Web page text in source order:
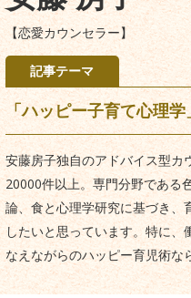
【恋愛カウンセラー】
記事テーマ
「ハッピー子育て心理学
安藤房子独自のアドバイス型カ
20000件以上。専門分野である
論、食と心理学研究に基づき、
したいと思っています。特に
なえながらのハッピー育児術な